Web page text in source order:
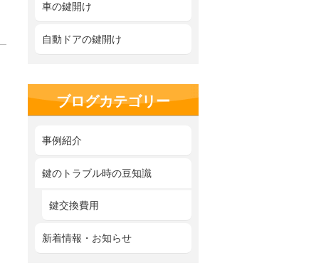
車の鍵開け
自動ドアの鍵開け
ブログカテゴリー
事例紹介
鍵のトラブル時の豆知識
鍵交換費用
新着情報・お知らせ